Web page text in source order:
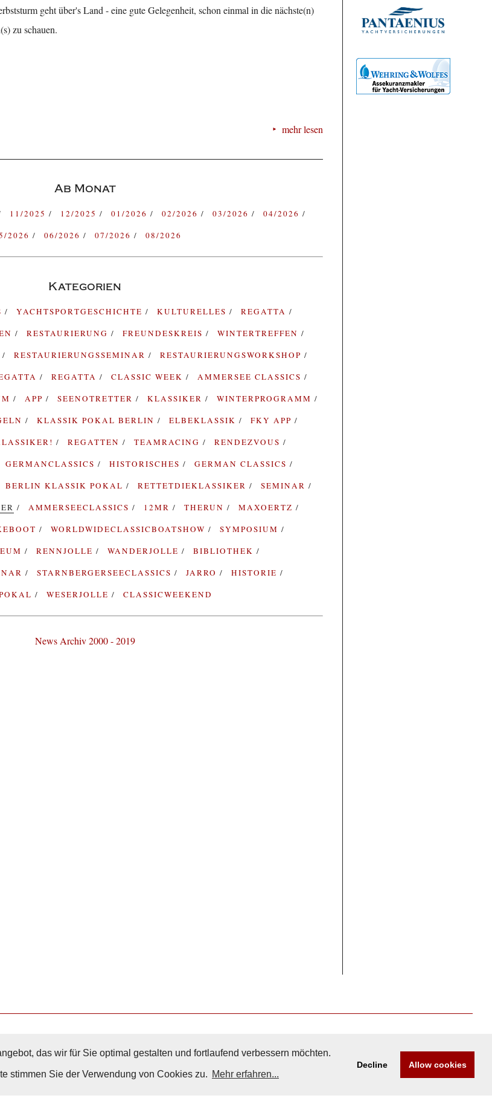
das wir für Sie optimal gestalten und fortlaufend verbessern möchten.
stimmen Sie der Verwendung von Cookies zu. Mehr erfahren...
Decline Allow cookies
geht über's Land - eine gute Gelegenheit, schon einmal in die nächste(n)
zu schauen.
mehr lesen
Ab Monat
11/2025 12/2025 01/2026 02/2026 03/2026
04/2026
2026
06/2026 07/2026 08/2026
Kategorien
YACHTSPORTGESCHICHTE KULTURELLES
REGATTA
RESTAURIERUNG FREUNDESKREIS
WINTERTREFFEN
RESTAURIERUNGSSEMINAR
RESTAURIERUNGSWORKSHOP
REGATTA CLASSIC WEEK
AMMERSEE CLASSICS
APP SEENOTRETTER KLASSIKER
WINTERPROGRAMM
KLASSIK POKAL BERLIN ELBEKLASSIK
FKY APP
REGATTEN TEAMRACING
RENDEZVOUS
GERMANCLASSICS HISTORISCHES
GERMAN CLASSICS
BERLIN KLASSIK POKAL RETTETDIEKLASSIKER
SEMINAR
AMMERSEECLASSICS 12MR THERUN
MAXOERTZ
WORLDWIDECLASSICBOATSHOW
SYMPOSIUM
RENNJOLLE WANDERJOLLE
BIBLIOTHEK
STARNBERGERSEECLASSICS JARRO
HISTORIE
WESERJOLLE CLASSICWEEKEND
News Archiv 2000 - 2019
Nach Oben